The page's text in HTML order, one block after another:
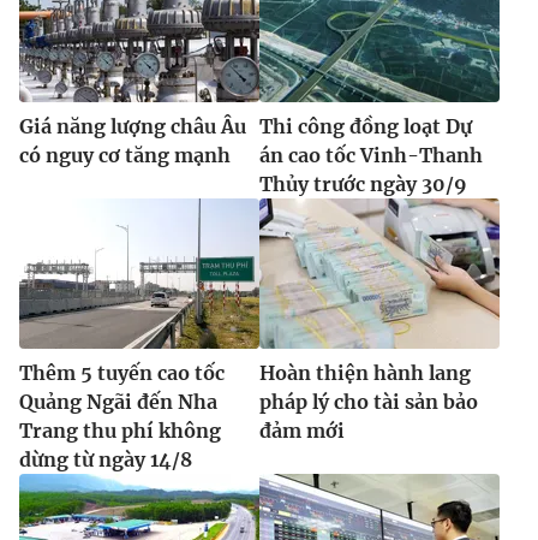
Giá năng lượng châu Âu
có nguy cơ tăng mạnh
Thi công đồng loạt Dự
án cao tốc Vinh-Thanh
Thủy trước ngày 30/9
Thêm 5 tuyến cao tốc
Quảng Ngãi đến Nha
Trang thu phí không
dừng từ ngày 14/8
Hoàn thiện hành lang
pháp lý cho tài sản bảo
đảm mới